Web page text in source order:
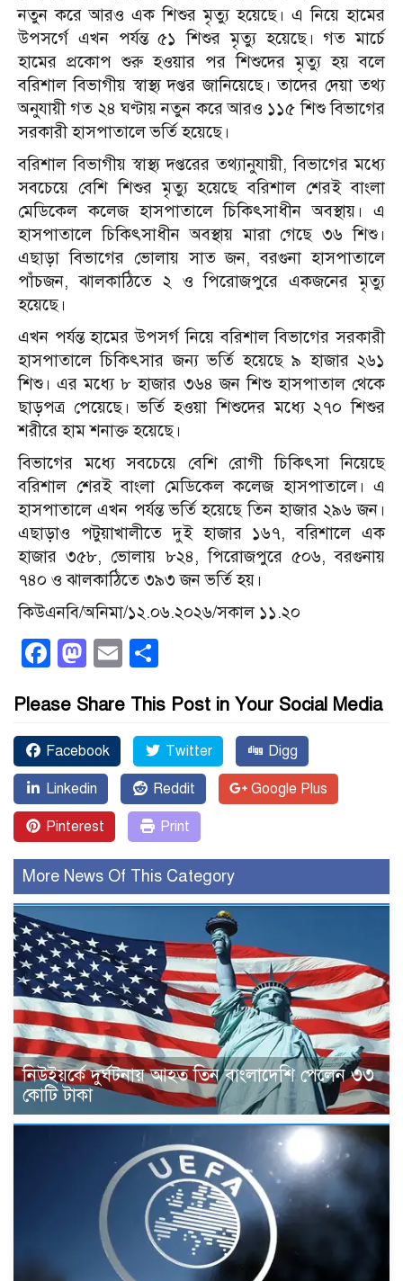
নতুন করে আরও এক শিশুর মৃত্যু হয়েছে। এ নিয়ে হামের
উপসর্গে এখন পর্যন্ত ৫১ শিশুর মৃত্যু হয়েছে। গত মার্চে
হামের প্রকোপ শুরু হওয়ার পর শিশুদের মৃত্যু হয় বলে
বরিশাল বিভাগীয় স্বাস্থ্য দপ্তর জানিয়েছে। তাদের দেয়া তথ্য
অনুযায়ী গত ২৪ ঘণ্টায় নতুন করে আরও ১১৫ শিশু বিভাগের
সরকারী হাসপাতালে ভর্তি হয়েছে।
বরিশাল বিভাগীয় স্বাস্থ্য দপ্তরের তথ্যানুযায়ী, বিভাগের মধ্যে
সবচেয়ে বেশি শিশুর মৃত্যু হয়েছে বরিশাল শেরই বাংলা
মেডিকেল কলেজ হাসপাতালে চিকিৎসাধীন অবস্থায়। এ
হাসপাতালে চিকিৎসাধীন অবস্থায় মারা গেছে ৩৬ শিশু।
এছাড়া বিভাগের ভোলায় সাত জন, বরগুনা হাসপাতালে
পাঁচজন, ঝালকাঠিতে ২ ও পিরোজপুরে একজনের মৃত্যু
হয়েছে।
এখন পর্যন্ত হামের উপসর্গ নিয়ে বরিশাল বিভাগের সরকারী
হাসপাতালে চিকিৎসার জন্য ভর্তি হয়েছে ৯ হাজার ২৬১
শিশু। এর মধ্যে ৮ হাজার ৩৬৪ জন শিশু হাসপাতাল থেকে
ছাড়পত্র পেয়েছে। ভর্তি হওয়া শিশুদের মধ্যে ২৭০ শিশুর
শরীরে হাম শনাক্ত হয়েছে।
বিভাগের মধ্যে সবচেয়ে বেশি রোগী চিকিৎসা নিয়েছে
বরিশাল শেরই বাংলা মেডিকেল কলেজ হাসপাতালে। এ
হাসপাতালে এখন পর্যন্ত ভর্তি হয়েছে তিন হাজার ২৯৬ জন।
এছাড়াও পটুয়াখালীতে দুই হাজার ১৬৭, বরিশালে এক
হাজার ৩৫৮, ভোলায় ৮২৪, পিরোজপুরে ৫০৬, বরগুনায়
৭৪০ ও ঝালকাঠিতে ৩৯৩ জন ভর্তি হয়।
কিউএনবি/অনিমা/১২.০৬.২০২৬/সকাল ১১.২০
Facebook
Mastodon
Email
Please Share This Post in Your Social Media
Facebook Twitter Digg
Linkedin Reddit Google Plus
Pinterest Print
More News Of This Category
নিউইয়র্কে দুর্ঘটনায় আহত তিন বাংলাদেশি পেলেন ৩৩
কোটি টাকা